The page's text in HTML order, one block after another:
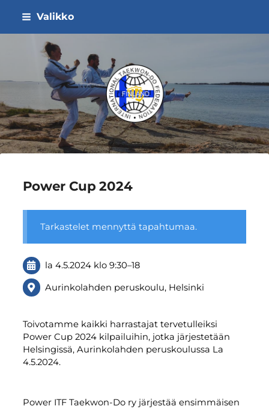
Siirry
sisältöön
Valikko
ITF Taekwon-do Liitto ry
Power Cup 2024
Tarkastelet mennyttä tapahtumaa.
la 4.5.2024 klo 9:30–18
Aurinkolahden peruskoulu, Helsinki
Toivotamme kaikki harrastajat tervetulleiksi
Power Cup 2024 kilpailuihin, jotka järjestetään
Helsingissä, Aurinkolahden peruskoulussa La
4.5.2024.
Power ITF Taekwon-Do ry järjestää ensimmäisen